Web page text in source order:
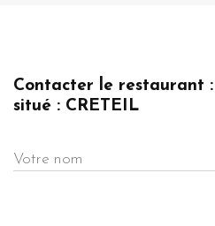
Contacter le restaurant
situé : CRETEIL
Votre nom